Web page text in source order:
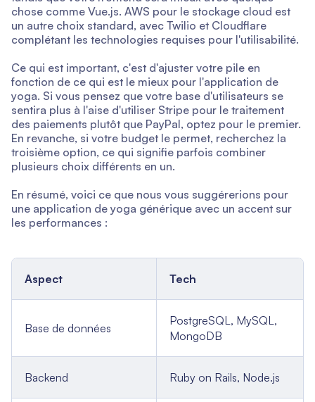
chose comme Vue.js. AWS pour le stockage cloud est
un autre choix standard, avec Twilio et Cloudflare
complétant les technologies requises pour l'utilisabilité.
Ce qui est important, c'est d'ajuster votre pile en
fonction de ce qui est le mieux pour l'application de
yoga. Si vous pensez que votre base d'utilisateurs se
sentira plus à l'aise d'utiliser Stripe pour le traitement
des paiements plutôt que PayPal, optez pour le premier.
En revanche, si votre budget le permet, recherchez la
troisième option, ce qui signifie parfois combiner
plusieurs choix différents en un.
En résumé, voici ce que nous vous suggérerions pour
une application de yoga générique avec un accent sur
les performances :
Aspect Tech
Base de données
PostgreSQL, MySQL,
MongoDB
Backend Ruby on Rails, Node.js